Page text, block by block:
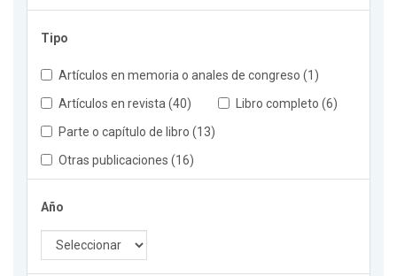
Tipo
Artículos en memoria o anales de congreso (1)
Artículos en revista (40)
Libro completo (6)
Parte o capítulo de libro (13)
Otras publicaciones (16)
Año